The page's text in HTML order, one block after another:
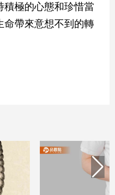
積極的心態和珍惜當
命帶來意想不到的轉